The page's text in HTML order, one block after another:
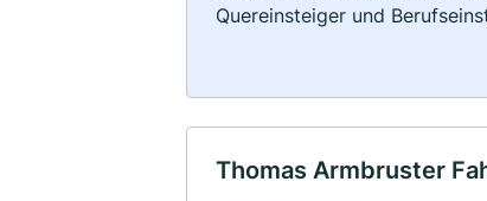
Quereinsteiger und
Thomas Armbruster